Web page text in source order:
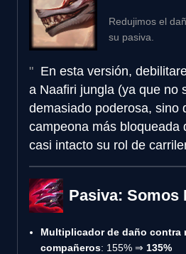
Redujimos el
su pasiva.
En esta versión,
a Naafiri jungla (ya que no
demasiado poderosa, sino
campeona más bloqueada
casi intacto su rol de
Pasiva: Somos
Multiplicador de daño contra
compañeros: 155% ⇒ 135%